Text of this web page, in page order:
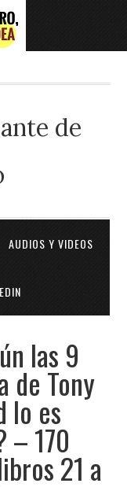
de
AUDIOS Y VIDEOS
las 9
de Tony
lo es
– 170
21 a